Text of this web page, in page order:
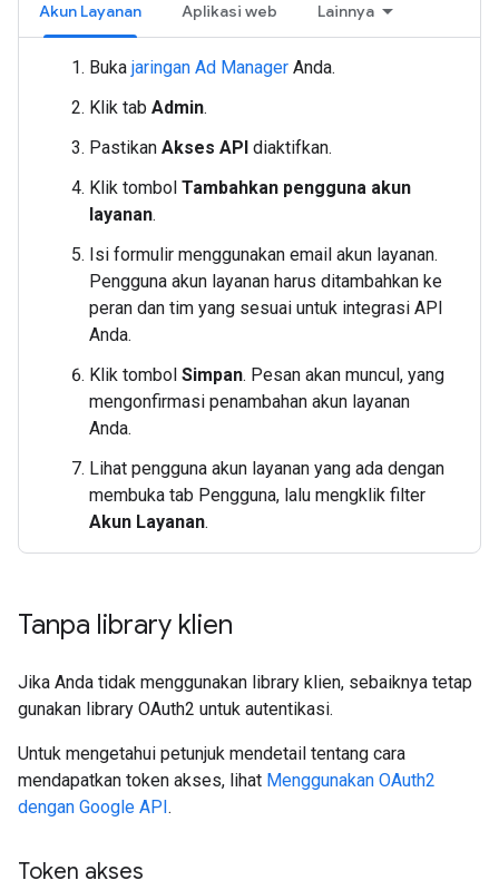
Akun Layanan Aplikasi web Lainnya
Buka jaringan Ad Manager Anda.
Klik tab Admin.
Pastikan Akses API diaktifkan.
Klik tombol Tambahkan pengguna akun
layanan.
Isi formulir menggunakan email akun layanan.
Pengguna akun layanan harus ditambahkan ke
peran dan tim yang sesuai untuk integrasi API
Anda.
Klik tombol Simpan. Pesan akan muncul, yang
mengonfirmasi penambahan akun layanan
Anda.
Lihat pengguna akun layanan yang ada dengan
membuka tab Pengguna, lalu mengklik filter
Akun Layanan.
Tanpa library klien
Jika Anda tidak menggunakan library klien, sebaiknya tetap
gunakan library OAuth2 untuk autentikasi.
Untuk mengetahui petunjuk mendetail tentang cara
mendapatkan token akses, lihat Menggunakan OAuth2
dengan Google API.
Token akses